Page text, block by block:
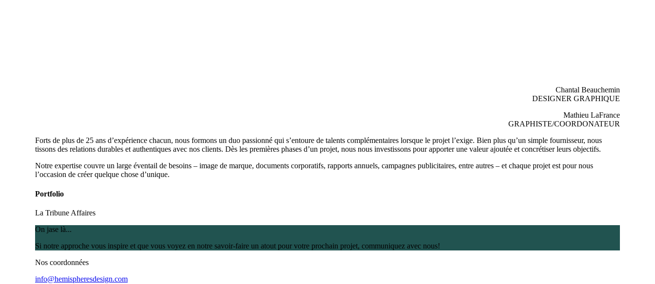
Chantal Beauchemin
DESIGNER GRAPHIQUE
Mathieu LaFrance
GRAPHISTE/COORDONATEUR
Forts de plus de 25 ans d’expérience chacun, nous formons un duo passionné qui s’entoure de talents complémentaires lorsque le projet l’exige. Bien plus qu’un simple fournisseur, nous
tissons des relations durables et authentiques avec nos clients. Dès les premières phases d’un projet, nous nous investissons pour apporter une valeur ajoutée et concrétiser leurs objectifs.
Notre expertise couvre un large éventail de besoins – image de marque, documents corporatifs, rapports annuels, campagnes publicitaires, entre autres – et chaque projet est pour nous
l’occasion de créer quelque chose d’unique.
Portfolio
La Tribune Affaires
On jase là...
Si notre approche vous inspire et que vous voyez en notre savoir-faire un atout pour votre prochain projet, communiquez avec nous!
Nos coordonnées
info@hemispheresdesign.com